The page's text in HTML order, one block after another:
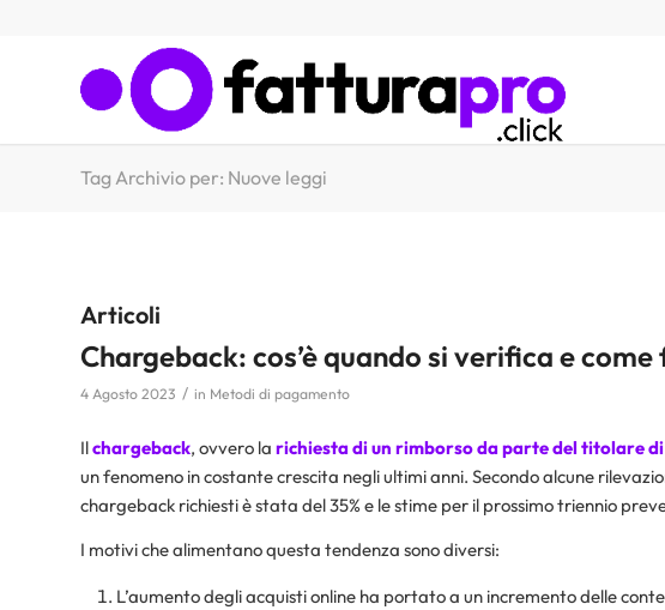
Tag Archivio per: Nuove leggi
Articoli
Chargeback: cos’è quando si verifica e come
4 Agosto 2023 / in Metodi di pagamento
Ilchargeback, ovvero la richiesta di un rimborso da parte del titolare
un fenomeno in costante crescita negli ultimi anni. Secondo alcune
chargeback richiesti è stata del 35% e le stime per il prossimo triennio
I motivi che alimentano questa tendenza sono diversi:
L’aumento degli acquisti online ha portato a un incremento delle